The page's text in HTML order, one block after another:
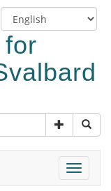
Switch
language
Toggle